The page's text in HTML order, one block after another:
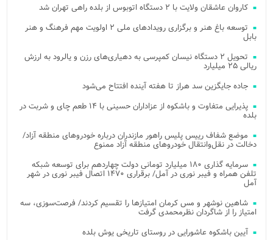
کاروان عاشقان ولایت با ۲ دستگاه اتوبوس از بلده راهی تهران شد
توسعه باغ هنر و برگزاری رویدادهای ملی ۲ اولویت مهم فرهنگ و هنر
بابل
تحویل ۲ دستگاه نیسان کمپرسی به دهیاری‌های رزن و یالرود به ارزش
ریالی ۲۵ میلیارد
جاده جایگزین سد هراز تا هفته آینده افتتاح می‌شود
پذیرایی متفاوت و باشکوه از عزاداران حسینی با ۱۴ طعم چای و شربت در
بلده
موضع شفاف رییس پلیس راهور مازندران درباره خودروهای منطقه آزاد/
دخالت در نقل‌وانتقال خودروهای منطقه آزاد ممنوع
سرمایه گذاری ۱۸۰ میلیارد تومانی دولت چهاردهم برای توسعه شبکه
تلفن همراه و فیبر نوری در آمل/ برقراری ۱۴۷۰ اتصال فیبر نوری در شهر
آمل
شاهین نوشهر و مس کرمان امتیازها را تقسیم کردند/ فرصت‌سوزی، سه
امتیاز را از شاگردان نظرمحمدی گرفت
آیین باشکوه عاشورایی در روستای تاریخی یوش بلده